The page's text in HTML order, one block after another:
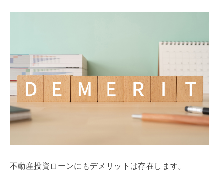
不動産投資ローンにもデメリットは存在します。